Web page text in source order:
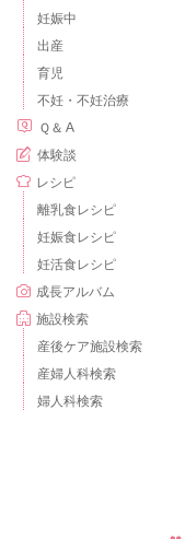
妊娠中
出産
育児
不妊・不妊治療
Ｑ＆Ａ
体験談
レシピ
離乳食レシピ
妊娠食レシピ
妊活食レシピ
成長アルバム
施設検索
産後ケア施設検索
産婦人科検索
婦人科検索